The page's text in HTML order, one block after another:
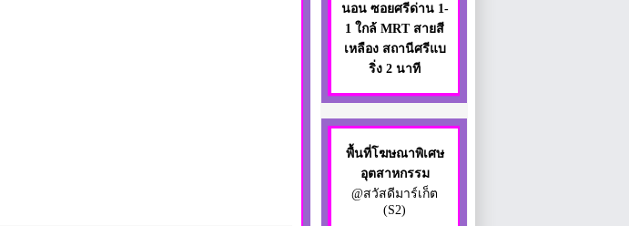
นอน ซอยศรีด่าน 1-
1 ใกล้ MRT สายสี
เหลือง สถานีศรีแบ
ริ่ง 2 นาที
พื้นที่โฆษณาพิเศษ
อุตสาหกรรม
@สวัสดีมาร์เก็ต
(S2)